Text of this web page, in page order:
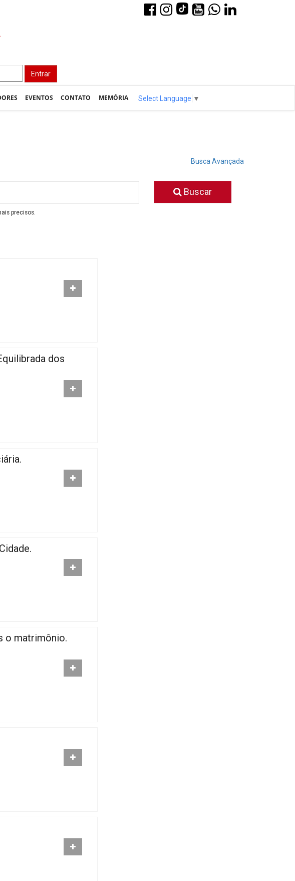
Entrar
EVENTOS CONTATO MEMÓRIA Select Language ▼
Busca Avançada
precisos.
Buscar
dos
o matrimônio.